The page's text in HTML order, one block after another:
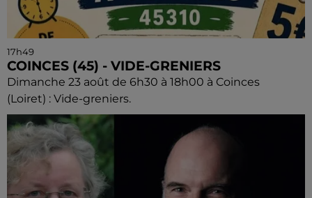
17h49
COINCES (45) - VIDE-GRENIERS
Dimanche 23 août de 6h30 à 18h00 à Coinces
(Loiret) : Vide-greniers.